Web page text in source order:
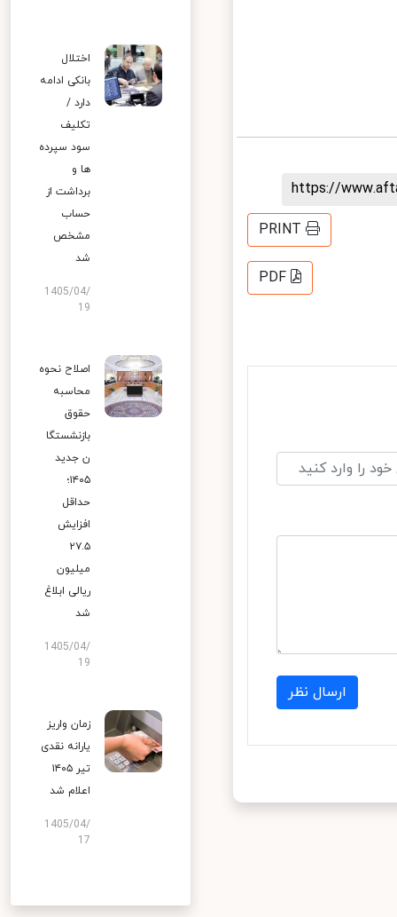
https://
PRINT
PDF
ارسال نظر
اختلال
بانکی ادامه
دارد /
تکلیف
سود سپرده
ها و
برداشت از
حساب
مشخص
شد
1405/04/
19
اصلاح نحوه
محاسبه
حقوق
بازنشستگا
ن جدید
۱۴۰۵؛
حداقل
افزایش
۲۷.۵
میلیون
ریالی ابلاغ
شد
1405/04/
19
زمان واریز
یارانه نقدی
تیر ۱۴۰۵
اعلام شد
1405/04/
17